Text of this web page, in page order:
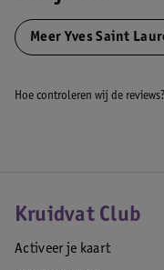
#N/A
:L'Oreal Luxe Rue Saint
Meer Yves Saint
Hoe controleren wij de reviews?
Kruidvat Club
Activeer je kaart